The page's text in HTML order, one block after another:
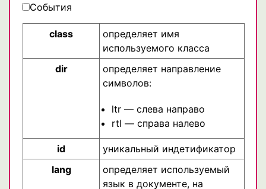
События
class
определяет имя
используемого класса
dir
определяет направление
символов:
ltr — слева направо
rtl — справа налево
id
уникальный индетификатор
lang
определяет используемый
язык в документе, на